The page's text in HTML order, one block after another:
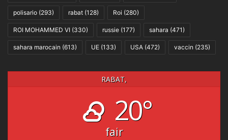
polisario (293) rabat (128) Roi (280)
ROI MOHAMMED VI (330) russie (177) sahara (471)
sahara marocain (613) UE (133) USA (472) vaccin (235)
RABAT,
20°
fair